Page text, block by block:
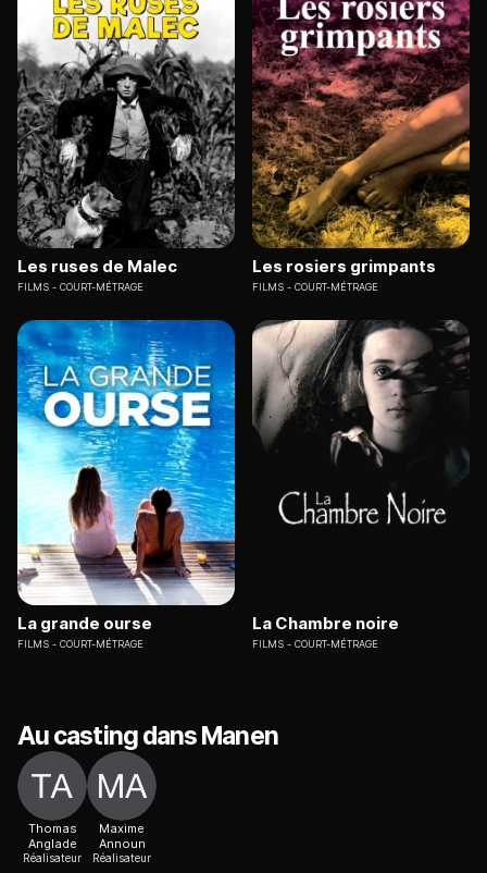
Les ruses de Malec
FILMS COURT-MÉTRAGE
Les rosiers grimpants
FILMS COURT-MÉTRAGE
La grande ourse
FILMS COURT-MÉTRAGE
La Chambre noire
FILMS COURT-MÉTRAGE
Au casting dans Manen
Thomas
Anglade
Réalisateur
Maxime
Announ
Réalisateur